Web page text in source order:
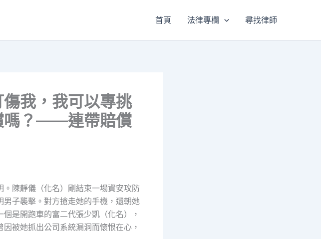
首頁 法律專欄 尋找律師
傷我，我可以專挑
嗎？——連帶賠償
陳靜儀（化名）剛結束一場資安攻防
子襲擊。對方搶走她的手機，還朝她
是開跑車的富二代張少凱（化名），
被她抓出公司系統漏洞而懷恨在心，